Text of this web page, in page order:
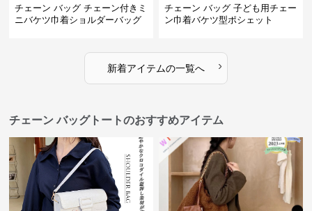
チェーン バッグ チェーン付きミ
ニバケツ巾着ショルダーバッグ
チェーン バッグ 子ども用チェー
ン巾着バケツ型ポシェット
新着アイテムの一覧へ ›
チェーン バッグトートのおすすめアイテム